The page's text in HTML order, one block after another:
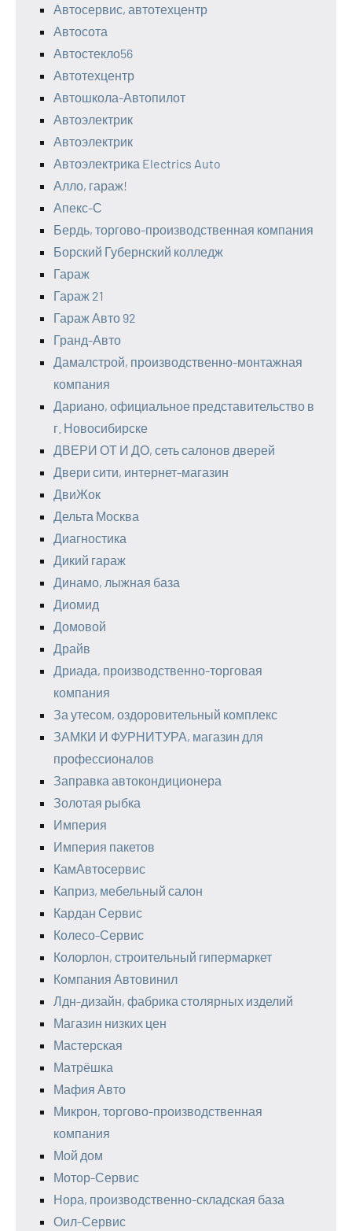
Автосервис, автотехцентр
Автосота
Автостекло56
Автотехцентр
Автошкола-Автопилот
Автоэлектрик
Автоэлектрик
Автоэлектрика Electrics Auto
Алло, гараж!
Апекс-С
Бердь, торгово-производственная компания
Борский Губернский колледж
Гараж
Гараж 21
Гараж Авто 92
Гранд-Авто
Дамалстрой, производственно-монтажная
компания
Дариано, официальное представительство в
г. Новосибирске
ДВЕРИ ОТ И ДО, сеть салонов дверей
Двери сити, интернет-магазин
ДвиЖок
Дельта Москва
Диагностика
Дикий гараж
Динамо, лыжная база
Диомид
Домовой
Драйв
Дриада, производственно-торговая
компания
За утесом, оздоровительный комплекс
ЗАМКИ И ФУРНИТУРА, магазин для
профессионалов
Заправка автокондиционера
Золотая рыбка
Империя
Империя пакетов
КамАвтосервис
Каприз, мебельный салон
Кардан Сервис
Колесо-Сервис
Колорлон, строительный гипермаркет
Компания Автовинил
Лдн-дизайн, фабрика столярных изделий
Магазин низких цен
Мастерская
Матрёшка
Мафия Авто
Микрон, торгово-производственная
компания
Мой дом
Мотор-Сервис
Нора, производственно-складская база
Оил-Сервис